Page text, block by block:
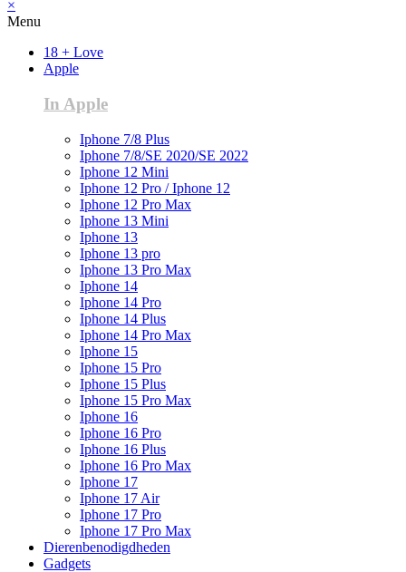
×
Menu
18 + Love
Apple
In Apple
Iphone 7/8 Plus
Iphone 7/8/SE 2020/SE 2022
Iphone 12 Mini
Iphone 12 Pro / Iphone 12
Iphone 12 Pro Max
Iphone 13 Mini
Iphone 13
Iphone 13 pro
Iphone 13 Pro Max
Iphone 14
Iphone 14 Pro
Iphone 14 Plus
Iphone 14 Pro Max
Iphone 15
Iphone 15 Pro
Iphone 15 Plus
Iphone 15 Pro Max
Iphone 16
Iphone 16 Pro
Iphone 16 Plus
Iphone 16 Pro Max
Iphone 17
Iphone 17 Air
Iphone 17 Pro
Iphone 17 Pro Max
Dierenbenodigdheden
Gadgets